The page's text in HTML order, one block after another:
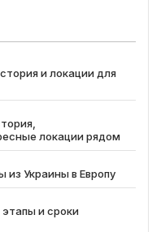
и локации для
локации рядом
из Украины в Европу
и сроки